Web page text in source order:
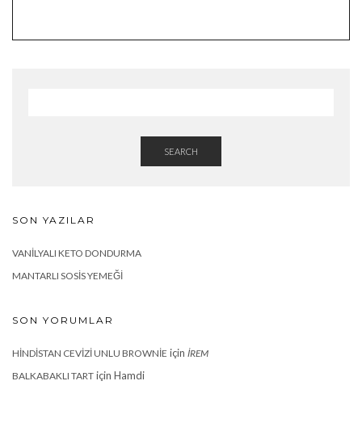
SEARCH
SON YAZILAR
VANILYALI KETO DONDURMA
MANTARLI SOSIS YEMEĞI
SON YORUMLAR
HINDISTAN CEVIZI UNLU BROWNIE için İREM
BALKABAKLI TART için Hamdi